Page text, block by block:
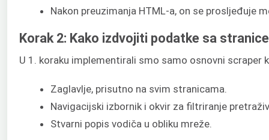
Nakon preuzimanja HTML-a, on se prosljeđuje
Korak 2: Kako izdvojiti podatke sa stranice
U 1. koraku implementirali smo samo osnovni
Zaglavlje, prisutno na svim stranicama.
Navigacijski izbornik i okvir za filtriranje
Stvarni popis vodiča u obliku mreže.